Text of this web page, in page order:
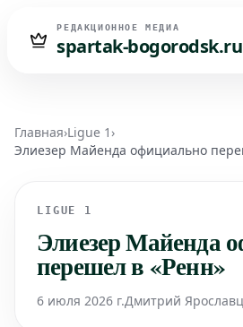
РЕДАКЦИОННОЕ МЕДИА
spartak-bogorodsk.ru
Главная›Ligue 1›
Элиезер Майенда официально
LIGUE 1
Элиезер Майенда
перешел в «Ренн»
6 июля 2026 г.Дмитрий